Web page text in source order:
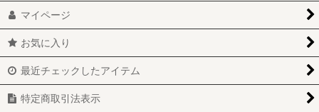
マイページ
お気に入り
最近チェックしたアイテム
特定商取引法表示